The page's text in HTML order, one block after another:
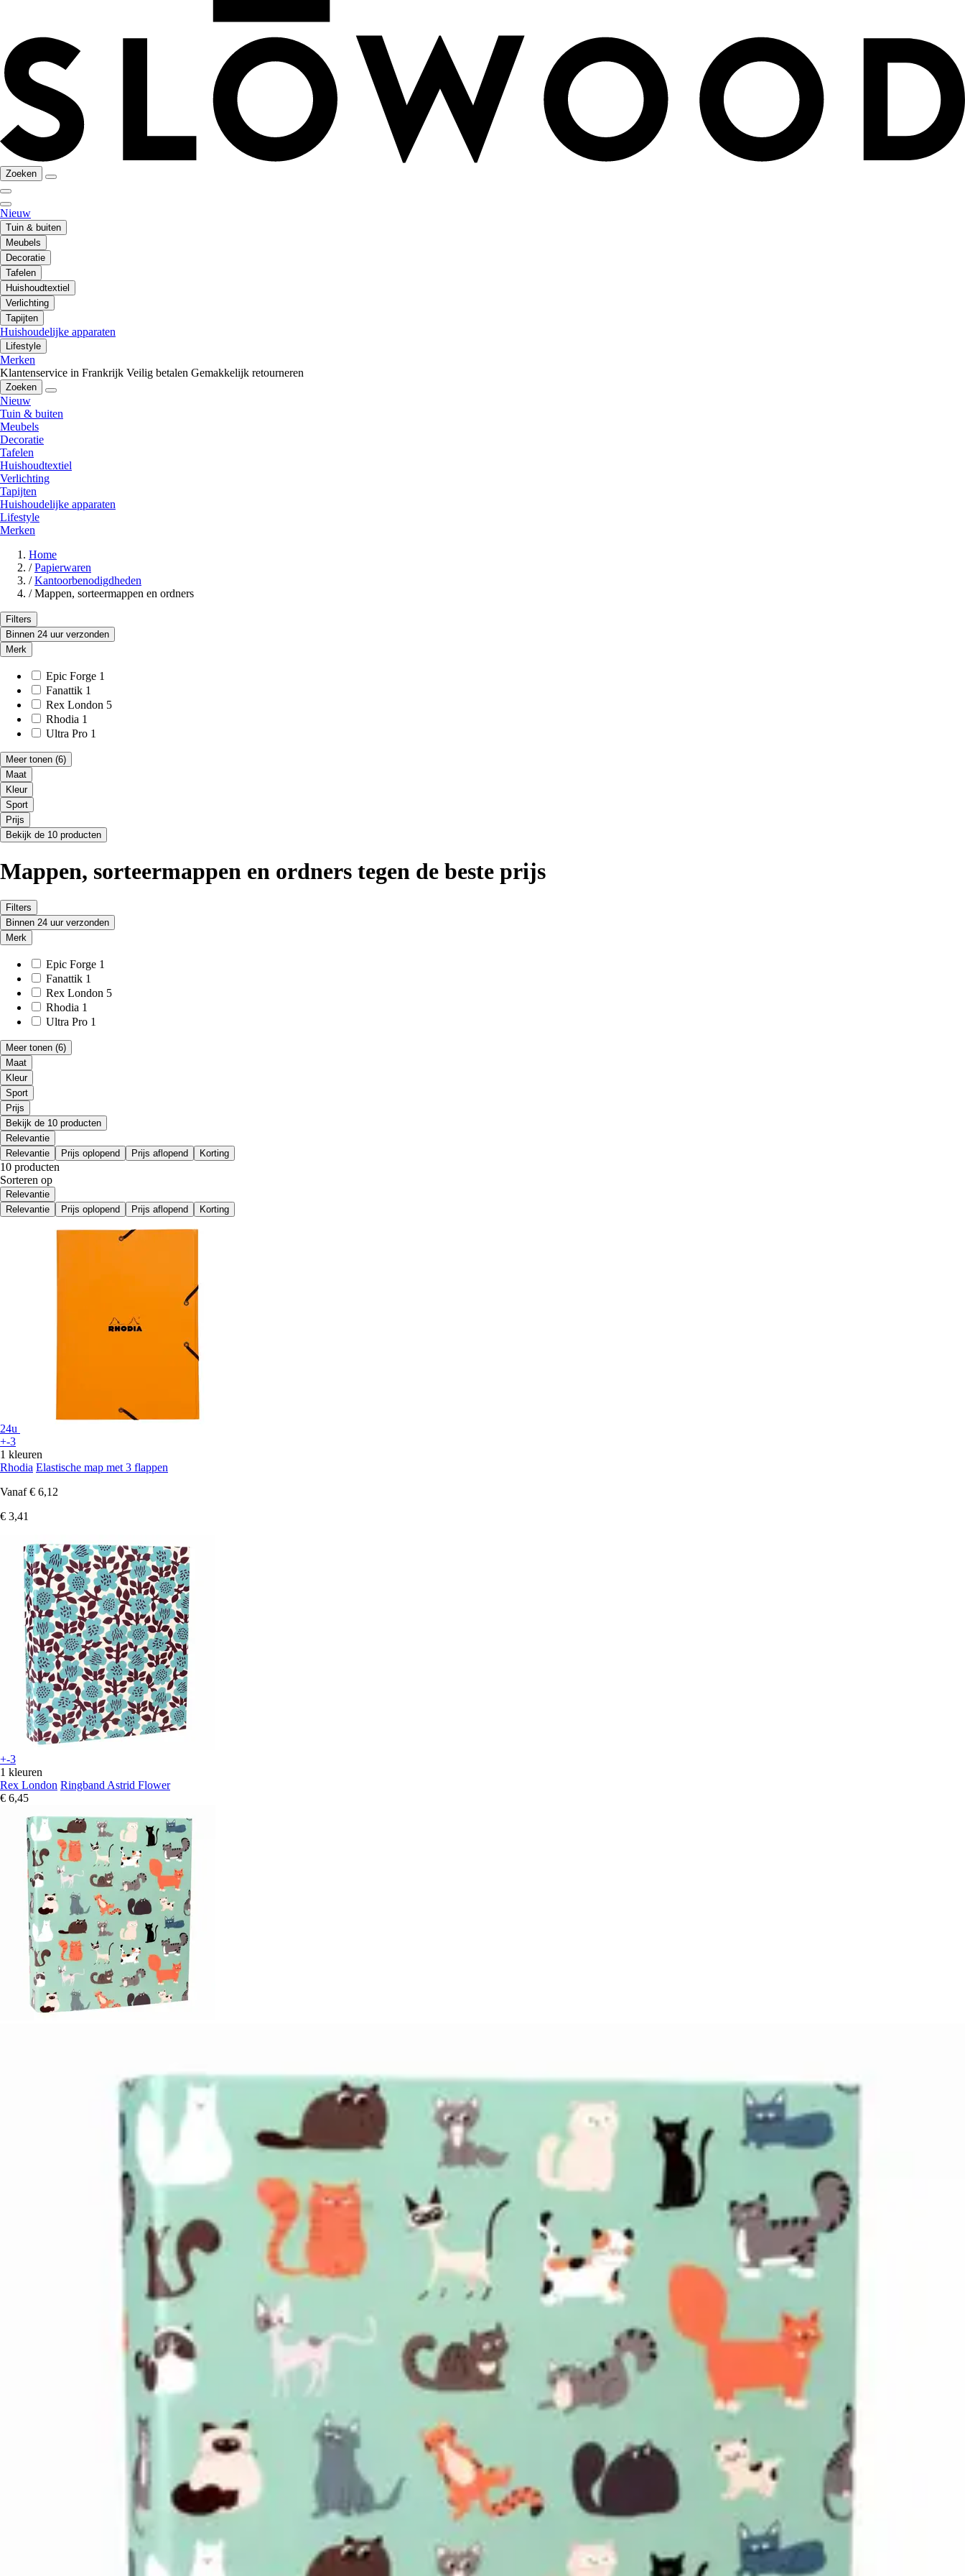
Zoeken
Nieuw
Tuin & buiten
Meubels
Decoratie
Tafelen
Huishoudtextiel
Verlichting
Tapijten
Huishoudelijke apparaten
Lifestyle
Merken
Klantenservice in Frankrijk Veilig betalen Gemakkelijk retourneren
Zoeken
Nieuw
Tuin & buiten
Meubels
Decoratie
Tafelen
Huishoudtextiel
Verlichting
Tapijten
Huishoudelijke apparaten
Lifestyle
Merken
Home
/ Papierwaren
/ Kantoorbenodigdheden
/ Mappen, sorteermappen en ordners
Filters
Binnen 24 uur verzonden
Merk
Epic Forge 1
Fanattik 1
Rex London 5
Rhodia 1
Ultra Pro 1
Meer tonen (6)
Maat
Kleur
Sport
Prijs
Bekijk de 10 producten
Mappen, sorteermappen en ordners tegen de beste prijs
Filters
Binnen 24 uur verzonden
Merk
Epic Forge 1
Fanattik 1
Rex London 5
Rhodia 1
Ultra Pro 1
Meer tonen (6)
Maat
Kleur
Sport
Prijs
Bekijk de 10 producten
Relevantie
Relevantie
Prijs oplopend Prijs aflopend Korting
10 producten
Sorteren op
Relevantie
Relevantie
Prijs oplopend Prijs aflopend Korting
24u
+-3
1 kleuren
Rhodia Elastische map met 3 flappen
Vanaf € 6,12
€ 3,41
+-3
1 kleuren
Rex London Ringband Astrid Flower
€ 6,45